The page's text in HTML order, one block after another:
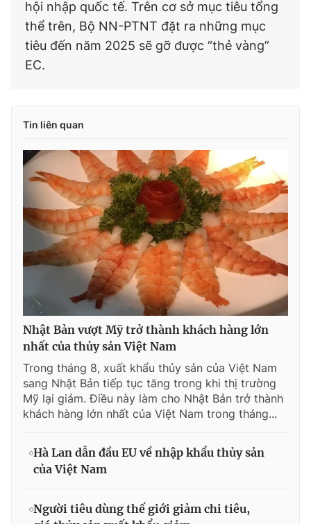
hội nhập quốc tế. Trên cơ sở mục tiêu tổng
thể trên, Bộ NN-PTNT đặt ra những mục
tiêu đến năm 2025 sẽ gỡ được “thẻ vàng”
EC.
Tin liên quan
Nhật Bản vượt Mỹ trở thành khách hàng lớn
nhất của thủy sản Việt Nam
Trong tháng 8, xuất khẩu thủy sản của Việt Nam
sang Nhật Bản tiếp tục tăng trong khi thị trường
Mỹ lại giảm. Điều này làm cho Nhật Bản trở thành
khách hàng lớn nhất của Việt Nam trong tháng...
Hà Lan dẫn đầu EU về nhập khẩu thủy sản
của Việt Nam
Người tiêu dùng thế giới giảm chi tiêu,